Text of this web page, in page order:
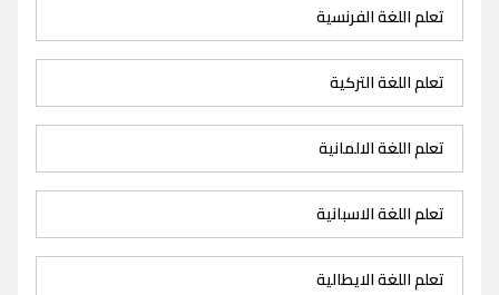
تعلم اللغة الفرنسية
تعلم اللغة التركية
تعلم اللغة الالمانية
تعلم اللغة الاسبانية
تعلم اللغة الايطالية